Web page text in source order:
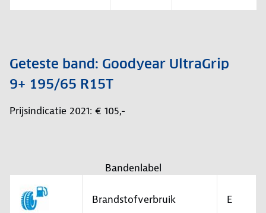
Geteste band: Goodyear UltraGrip
9+ 195/65 R15T
Prijsindicatie 2021: € 105,-
Bandenlabel
Brandstofverbruik E